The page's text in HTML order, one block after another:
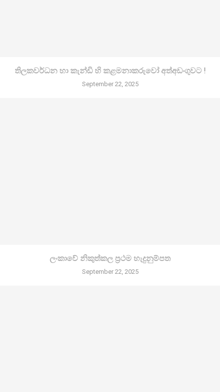
තිලකවර්ධන හා කැන්ඩි හි කළමනාකරුවෝ අත්අඩංගුවට !
September 22, 2025
ලංකාවේ නිකුත්කල ප්‍රථම හැදුනුම්පත
September 22, 2025